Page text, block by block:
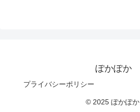
ぽかぽか
プライバシーポリシー
© 2025 ぽかぽか.